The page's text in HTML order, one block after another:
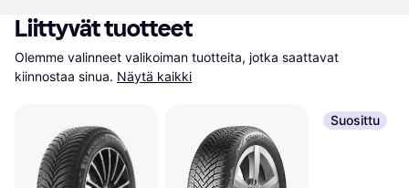
Liittyvät tuotteet
Olemme valinneet valikoiman tuotteita, jotka saattavat
kiinnostaa sinua. Näytä kaikki
Suosittu